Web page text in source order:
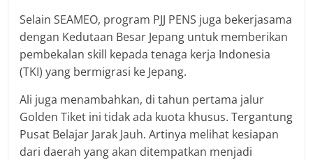
Selain SEAMEO, program PJJ PENS juga bekerjasama
dengan Kedutaan Besar Jepang untuk memberikan
pembekalan skill kepada tenaga kerja Indonesia
(TKI) yang bermigrasi ke Jepang.
Ali juga menambahkan, di tahun pertama jalur
Golden Tiket ini tidak ada kuota khusus. Tergantung
Pusat Belajar Jarak Jauh. Artinya melihat kesiapan
dari daerah yang akan ditempatkan menjadi